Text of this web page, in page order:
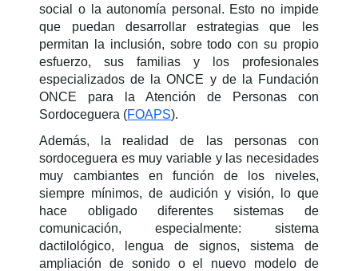
social o la autonomía personal. Esto no impide
que puedan desarrollar estrategias que les
permitan la inclusión, sobre todo con su propio
esfuerzo, sus familias y los profesionales
especializados de la ONCE y de la Fundación
ONCE para la Atención de Personas con
Sordoceguera (FOAPS).
Además, la realidad de las personas con
sordoceguera es muy variable y las necesidades
muy cambiantes en función de los niveles,
siempre mínimos, de audición y visión, lo que
hace obligado diferentes sistemas de
comunicación, especialmente: sistema
dactilológico, lengua de signos, sistema de
ampliación de sonido o el nuevo modelo de